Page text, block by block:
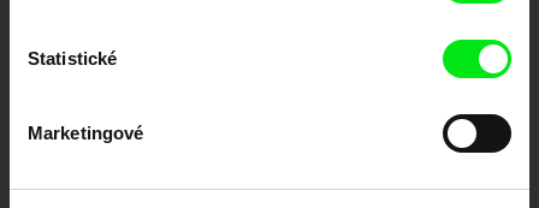
Statistické
Marketingové